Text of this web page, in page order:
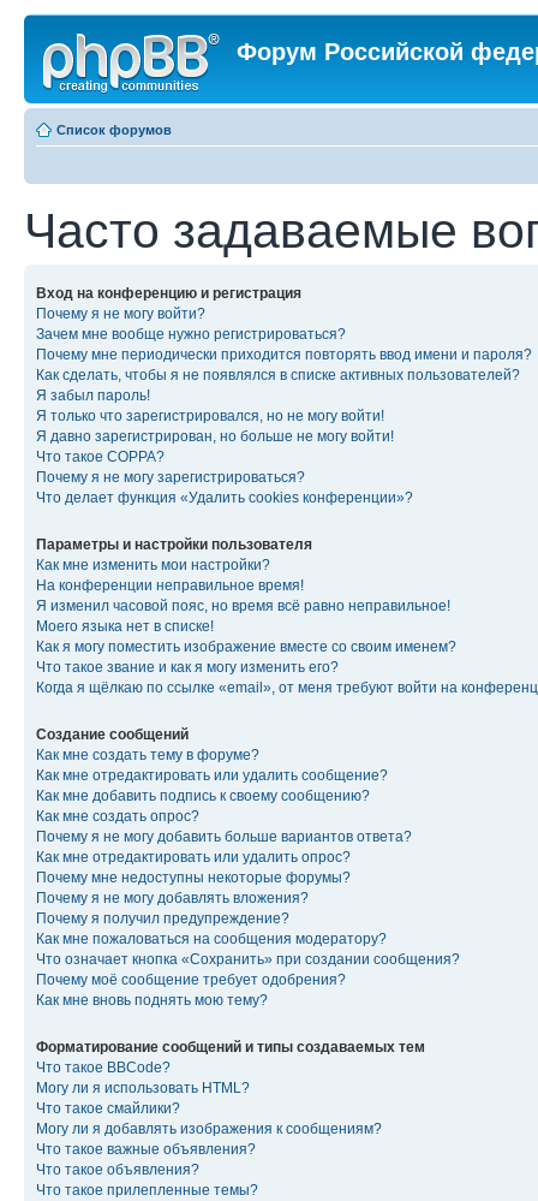
Форум Российской
Список форумов
Часто задаваемые
Вход на конференцию и регистрация
Почему я не могу войти?
Зачем мне вообще нужно регистрироваться?
Почему мне периодически приходится повторять ввод имени и пароля?
Как сделать, чтобы я не появлялся в списке активных пользователей?
Я забыл пароль!
Я только что зарегистрировался, но не могу войти!
Я давно зарегистрирован, но больше не могу войти!
Что такое COPPA?
Почему я не могу зарегистрироваться?
Что делает функция «Удалить cookies конференции»?
Параметры и настройки пользователя
Как мне изменить мои настройки?
На конференции неправильное время!
Я изменил часовой пояс, но время всё равно неправильное!
Моего языка нет в списке!
Как я могу поместить изображение вместе со своим именем?
Что такое звание и как я могу изменить его?
Когда я щёлкаю по ссылке «email», от меня требуют войти на
Создание сообщений
Как мне создать тему в форуме?
Как мне отредактировать или удалить сообщение?
Как мне добавить подпись к своему сообщению?
Как мне создать опрос?
Почему я не могу добавить больше вариантов ответа?
Как мне отредактировать или удалить опрос?
Почему мне недоступны некоторые форумы?
Почему я не могу добавлять вложения?
Почему я получил предупреждение?
Как мне пожаловаться на сообщения модератору?
Что означает кнопка «Сохранить» при создании сообщения?
Почему моё сообщение требует одобрения?
Как мне вновь поднять мою тему?
Форматирование сообщений и типы создаваемых тем
Что такое BBCode?
Могу ли я использовать HTML?
Что такое смайлики?
Могу ли я добавлять изображения к сообщениям?
Что такое важные объявления?
Что такое объявления?
Что такое прилепленные темы?